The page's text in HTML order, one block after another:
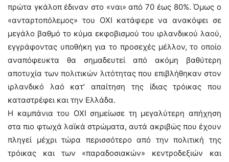
πρώτα γκάλοπ έδιναν στο «ναι» από 70 έως 80%. Όμως ο
«ανταρτοπόλεμος» του ΟΧΙ κατάφερε να ανακόψει σε
μεγάλο βαθμό το κύμα εκφοβισμού του ιρλανδικού λαού,
εγγράφοντας υποθήκη για το προσεχές μέλλον, το οποίο
αναπόφευκτα θα σημαδευτεί από ακόμη βαθύτερη
αποτυχία των πολιτικών λιτότητας που επιβλήθηκαν στον
ιρλανδικό λαό κατ’ απαίτηση της ίδιας τρόικας που
καταστρέφει και την Ελλάδα.
Η καμπάνια του ΟΧΙ σημείωσε τη μεγαλύτερη απήχηση
στα πιο φτωχά λαϊκά στρώματα, αυτά ακριβώς που έχουν
πληγεί μέχρι τώρα περισσότερο από την πολιτική της
τρόικας και των «παραδοσιακών» κεντροδεξιών και